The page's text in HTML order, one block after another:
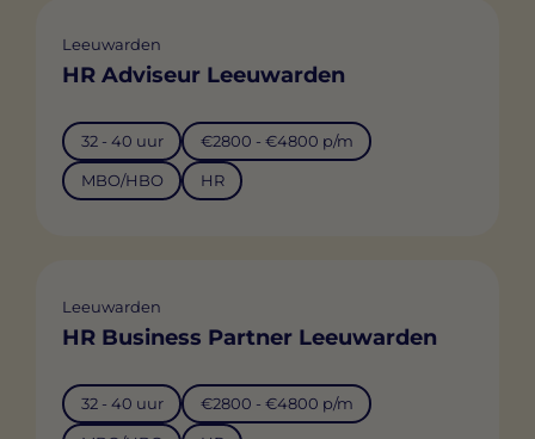
Leeuwarden
HR Adviseur Leeuwarden
32 - 40 uur €2800 - €4800 p/m
MBO/HBO HR
Leeuwarden
HR Business Partner Leeuwarden
32 - 40 uur €2800 - €4800 p/m